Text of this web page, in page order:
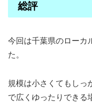
総評
今回は千葉県のローカ
た。
規模は小さくてもしっ
で広くゆったりできる